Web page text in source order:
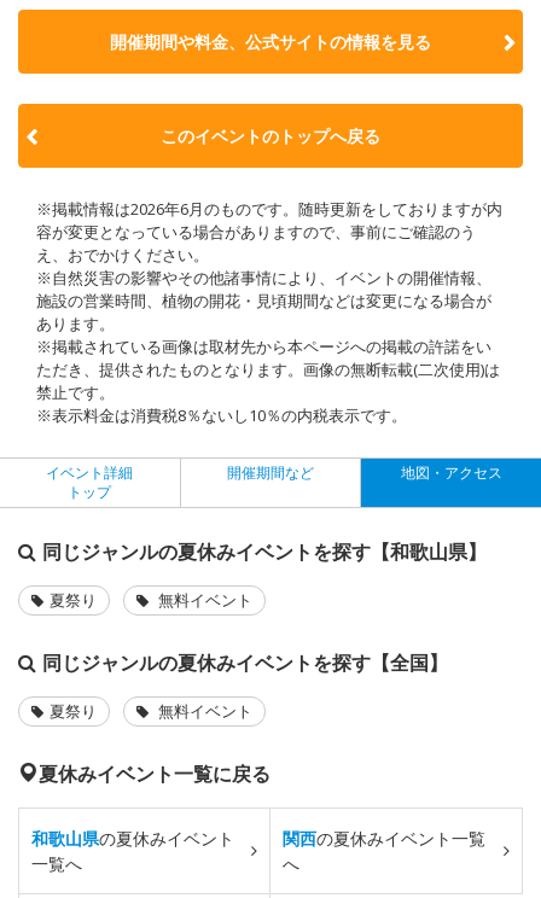
開催期間や料金、公式サイトの情報を見る
このイベントのトップへ戻る
※掲載情報は2026年6月のものです。随時更新をしておりますが内
容が変更となっている場合がありますので、事前にご確認のう
え、おでかけください。
※自然災害の影響やその他諸事情により、イベントの開催情報、
施設の営業時間、植物の開花・見頃期間などは変更になる場合が
あります。
※掲載されている画像は取材先から本ページへの掲載の許諾をい
ただき、提供されたものとなります。画像の無断転載(二次使用)は
禁止です。
※表示料金は消費税8％ないし10％の内税表示です。
イベント詳細
トップ
開催期間など 地図・アクセス
同じジャンルの夏休みイベントを探す【和歌山県】
夏祭り 無料イベント
同じジャンルの夏休みイベントを探す【全国】
夏祭り 無料イベント
夏休みイベント一覧に戻る
和歌山県の夏休みイベント
一覧へ
関西の夏休みイベント一覧
へ